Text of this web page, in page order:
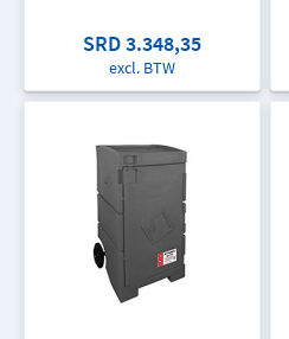
SRD 3.348,35
excl. BTW